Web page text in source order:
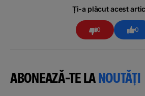
Ți-a plăcut acest
0 0
ABONEAZĂ-TE LANOUTĂȚI